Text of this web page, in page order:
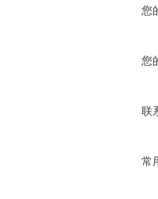
您
您
联
常